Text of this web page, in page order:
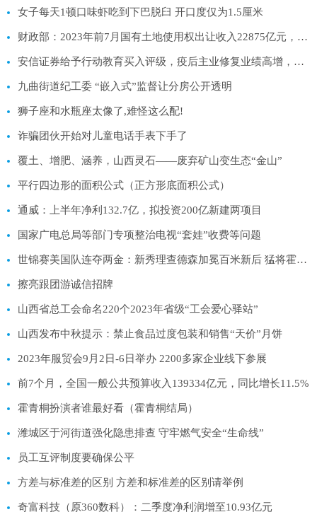
女子每天1顿口味虾吃到下巴脱臼 开口度仅为1.5厘米
财政部：2023年前7月国有土地使用权出让收入22875亿元，同比下降19.1%
安信证券给予行动教育买入评级，疫后主业修复业绩高增，实效管理龙头加速成长
九曲街道纪工委 “嵌入式”监督让分房公开透明
狮子座和水瓶座太像了,难怪这么配!
诈骗团伙开始对儿童电话手表下手了
覆土、增肥、涵养，山西灵石——废弃矿山变生态“金山”
平行四边形的面积公式（正方形底面积公式）
通威：上半年净利132.7亿，拟投资200亿新建两项目
国家广电总局等部门专项整治电视“套娃”收费等问题
世锦赛美国队连夺两金：新秀理查德森加冕百米新后 猛将霍洛威豪取110米栏三连冠
擦亮跟团游诚信招牌
山西省总工会命名220个2023年省级“工会爱心驿站”
山西发布中秋提示：禁止食品过度包装和销售“天价”月饼
2023年服贸会9月2日-6日举办 2200多家企业线下参展
前7个月，全国一般公共预算收入139334亿元，同比增长11.5%
霍青桐扮演者谁最好看（霍青桐结局）
潍城区于河街道强化隐患排查 守牢燃气安全“生命线”
员工互评制度要确保公平
方差与标准差的区别 方差和标准差的区别请举例
奇富科技（原360数科）：二季度净利润增至10.93亿元